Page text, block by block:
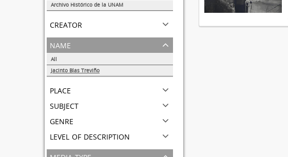
Archivo Histórico de la UNAM
creator
name
All
Jacinto Blas Treviño
place
subject
genre
level of description